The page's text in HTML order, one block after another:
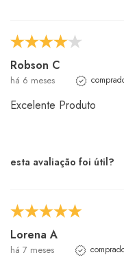
Robson C
há 6 meses
Excelente Produto
esta avaliação foi útil?
Lorena A
há 7 meses